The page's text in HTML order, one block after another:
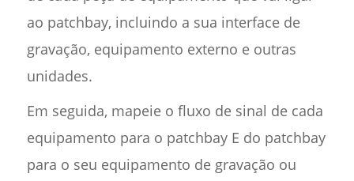
ao patchbay, incluindo a sua interface de
gravação, equipamento externo e outras
unidades.
Em seguida, mapeie o fluxo de sinal de cada
equipamento para o patchbay E do patchbay
para o seu equipamento de gravação ou